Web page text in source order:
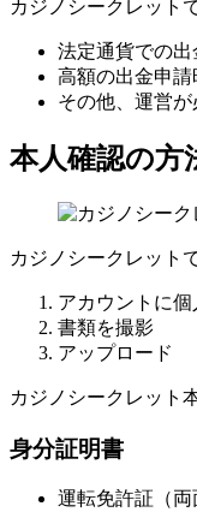
カジノシークレット
法定通貨での出
高額の出金申請
その他、運営
本人確認の方
カジノシークレット
アカウントに
書類を撮影
アップロード
カジノシークレット
身分証明書
運転免許証（両